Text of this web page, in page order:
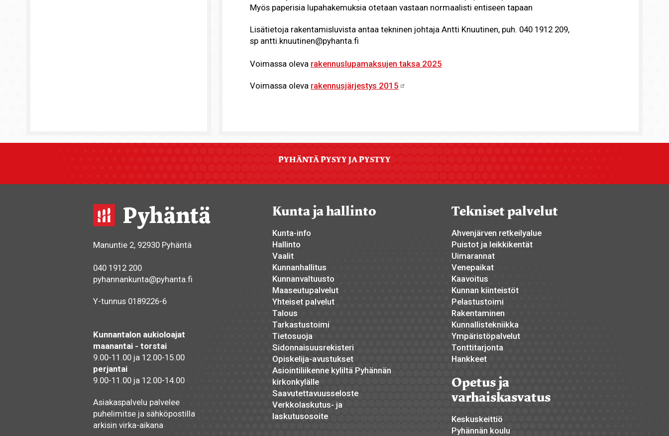
Myös paperisia lupahakemuksia otetaan vastaan normaalisti entiseen tapaan
Lisätietoja rakentamisluvista antaa tekninen johtaja Antti Knuutinen, puh. 040 1912 209,
sp antti.knuutinen@pyhanta.fi
Voimassa oleva rakennuslupamaksujen taksa 2025
Voimassa oleva rakennusjärjestys 2015
PYHÄNTÄ PYSYY JA PYSTYY
Manuntie 2, 92930 Pyhäntä
040 1912 200
pyhannankunta@pyhanta.fi
Y-tunnus 0189226-6
Kunnantalon aukioloajat
maanantai - torstai
9.00-11.00 ja 12.00-15.00
perjantai
9.00-11.00 ja 12.00-14.00
Asiakaspalvelu palvelee
puhelimitse ja sähköpostilla
arkisin virka-aikana
Kunta ja hallinto
Kunta-info
Hallinto
Vaalit
Kunnanhallitus
Kunnanvaltuusto
Maaseutupalvelut
Yhteiset palvelut
Talous
Tarkastustoimi
Tietosuoja
Sidonnaisuusrekisteri
Opiskelija-avustukset
Asiointiliikenne kyliltä Pyhännän
kirkonkylälle
Saavutettavuusseloste
Verkkolaskutus- ja
laskutusosoite
Tekniset palvelut
Ahvenjärven retkeilyalue
Puistot ja leikkikentät
Uimarannat
Venepaikat
Kaavoitus
Kunnan kiinteistöt
Pelastustoimi
Rakentaminen
Kunnallistekniikka
Ympäristöpalvelut
Tonttitarjonta
Hankkeet
Opetus ja
varhaiskasvatus
Keskuskeittiö
Pyhännän koulu